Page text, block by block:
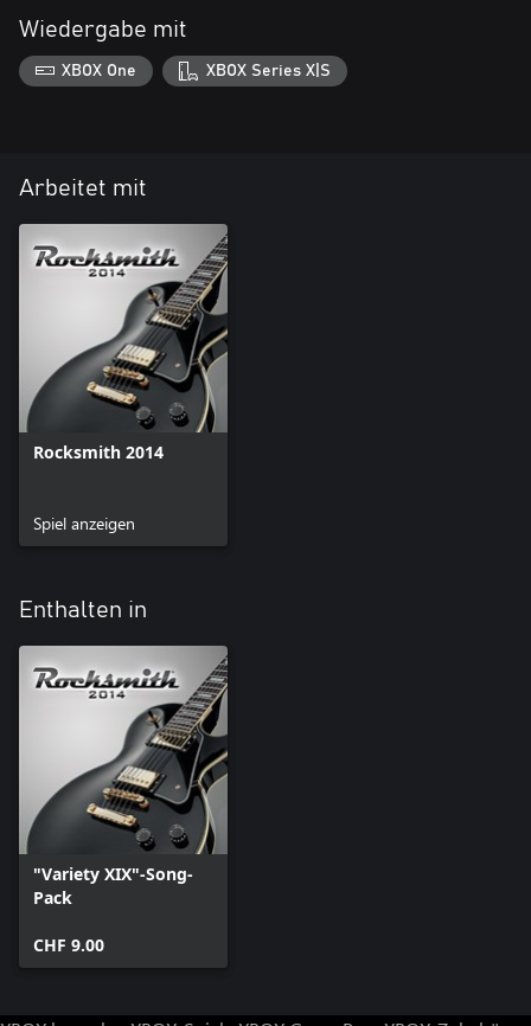
Wiedergabe mit
XBOX One XBOX Series X|S
Arbeitet mit
Rocksmith 2014
Spiel anzeigen
Enthalten in
"Variety XIX"-Song-
Pack
CHF 9.00